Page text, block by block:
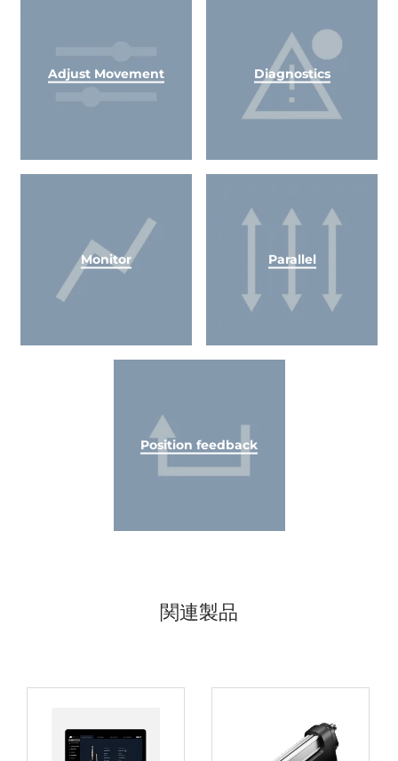
Adjust Movement Diagnostics
Monitor Parallel
Position feedback
関連製品